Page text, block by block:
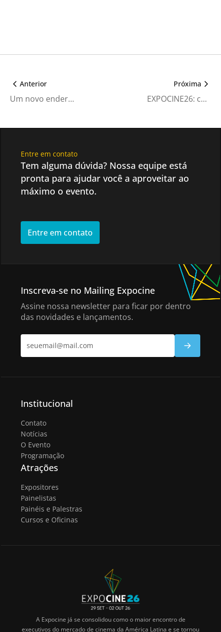
Anterior
Um novo endereço, a mesma vocação: a EXPOCINE chega ao Center 3 em 2026
Próxima
EXPOCINE26: conheça as credenciais que vão dar acesso ao maior encontro do cinematográfico brasileiro
Entre em contato
Tem alguma dúvida? Nossa equipe está
pronta para ajudar você a aproveitar ao
máximo o evento.
Entre em contato
Inscreva-se no Mailing Expocine
Assine nossa newsletter para ficar por dentro
das novidades e lançamentos.
Institucional
Contato
Notícias
O Evento
Programação
Atrações
Expositores
Painelistas
Painéis e Palestras
Cursos e Oficinas
A Expocine já se consolidou como o maior encontro de
executivos do mercado de cinema da América Latina e se tornou